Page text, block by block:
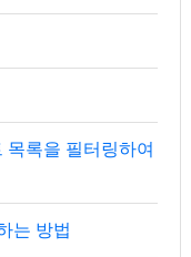
록을 필터링하여
는 방법